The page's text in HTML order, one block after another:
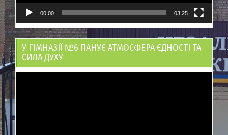
00:00 03:25
У ГІМНАЗІЇ №6 ПАНУЄ АТМОСФЕРА ЄДНОСТІ ТА
СИЛА ДУХУ